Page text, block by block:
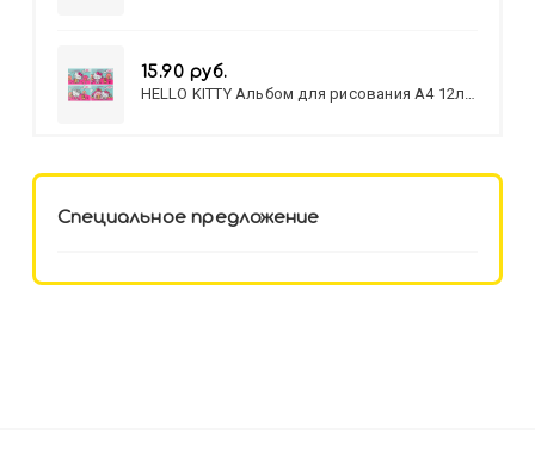
15.90 руб.
HELLO KITTY Альбом для рисования А4 12л.
Специальное предложение